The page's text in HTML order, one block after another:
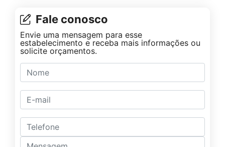
Fale conosco
Envie uma mensagem para esse
estabelecimento e receba mais informações ou
solicite orçamentos.